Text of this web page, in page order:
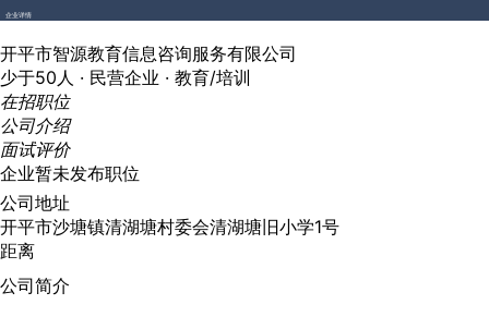
企业详情
开平市智源教育信息咨询服务有限公司
少于50人 · 民营企业 · 教育/培训
在招职位
公司介绍
面试评价
企业暂未发布职位
公司地址
开平市沙塘镇清湖塘村委会清湖塘旧小学1号
距离
公司简介